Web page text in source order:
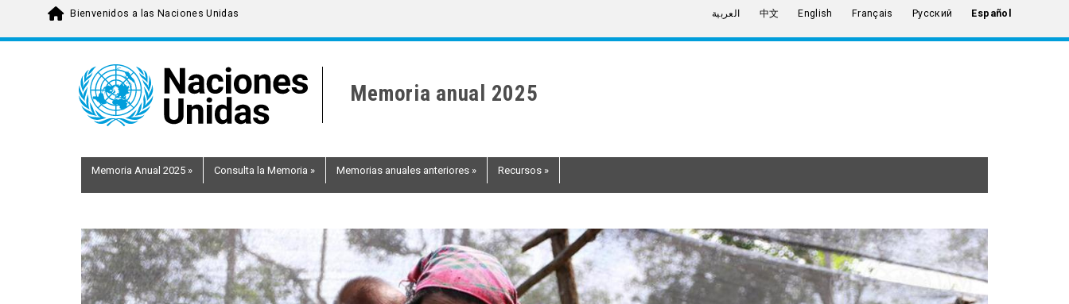
Skip
Bienvenidos a las Naciones Unidas العربية 中文 English Français Русский Español
Memoria anual 2025
Memoria Anual 2025 » Consulta la Memoria » Memorias anuales anteriores » Recursos »